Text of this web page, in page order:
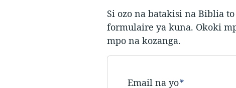
Si ozo na batakisi na Biblia
formulaire ya kuna. Okoki
mpo na kozanga.
Email na yo*